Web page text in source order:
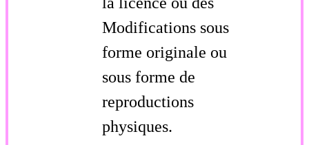
Modifications sous
forme originale ou
sous forme de
reproductions
physiques.